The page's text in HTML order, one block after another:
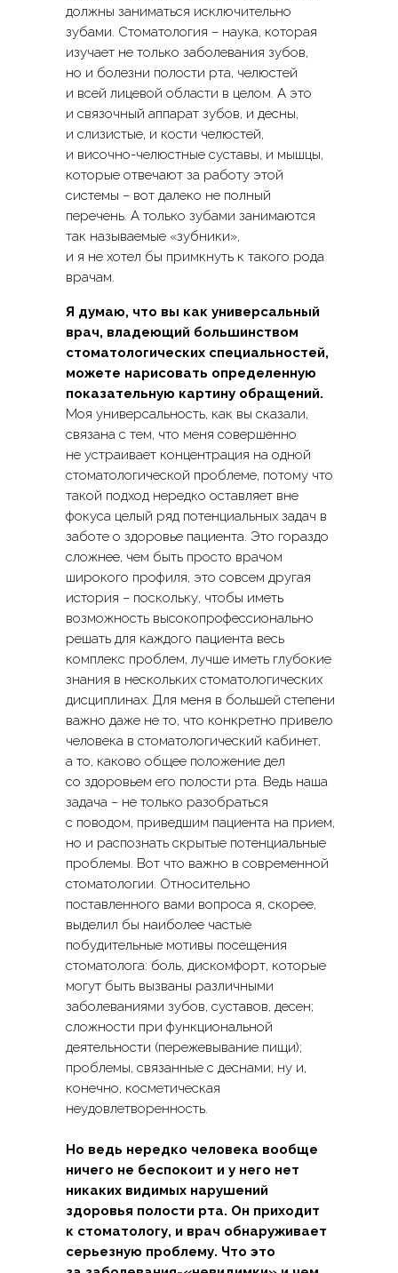
должны заниматься исключительно
зубами. Стоматология – наука, которая
изучает не только заболевания зубов,
но и болезни полости рта, челюстей
и всей лицевой области в целом. А это
и связочный аппарат зубов, и десны,
и слизистые, и кости челюстей,
и височно-челюстные суставы, и мышцы,
которые отвечают за работу этой
системы – вот далеко не полный
перечень. А только зубами занимаются
так называемые «зубники»,
и я не хотел бы примкнуть к такого рода
врачам.
Я думаю, что вы как универсальный
врач, владеющий большинством
стоматологических специальностей,
можете нарисовать определенную
показательную картину обращений.
Моя универсальность, как вы сказали,
связана с тем, что меня совершенно
не устраивает концентрация на одной
стоматологической проблеме, потому что
такой подход нередко оставляет вне
фокуса целый ряд потенциальных задач в
заботе о здоровье пациента. Это гораздо
сложнее, чем быть просто врачом
широкого профиля, это совсем другая
история – поскольку, чтобы иметь
возможность высокопрофессионально
решать для каждого пациента весь
комплекс проблем, лучше иметь глубокие
знания в нескольких стоматологических
дисциплинах. Для меня в большей степени
важно даже не то, что конкретно привело
человека в стоматологический кабинет,
а то, каково общее положение дел
со здоровьем его полости рта. Ведь наша
задача – не только разобраться
с поводом, приведшим пациента на прием,
но и распознать скрытые потенциальные
проблемы. Вот что важно в современной
стоматологии. Относительно
поставленного вами вопроса я, скорее,
выделил бы наиболее частые
побудительные мотивы посещения
стоматолога: боль, дискомфорт, которые
могут быть вызваны различными
заболеваниями зубов, суставов, десен;
сложности при функциональной
деятельности (пережевывание пищи);
проблемы, связанные с деснами; ну и,
конечно, косметическая
неудовлетворенность.
Но ведь нередко человека вообще
ничего не беспокоит и у него нет
никаких видимых нарушений
здоровья полости рта. Он приходит
к стоматологу, и врач обнаруживает
серьезную проблему. Что это